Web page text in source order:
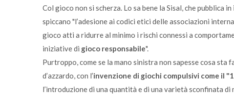
Col gioco non si scherza. Lo sa bene la Sisal, che pubblica
spiccano "l’adesione ai codici etici delle associazioni
gioco atti a ridurre al minimo i rischi connessi a
iniziative di gioco responsabile".
Purtroppo, come se la mano sinistra non sapesse cosa
d’azzardo, con l’invenzione di giochi compulsivi come il
l’introduzione di una quantità e di una varietà sconfinata